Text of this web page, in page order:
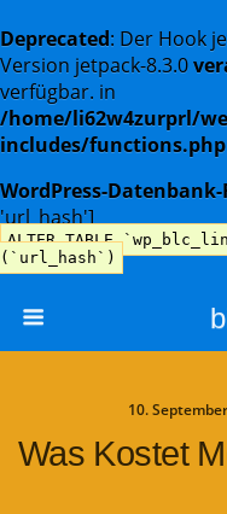
Deprecated: Der Hook
Version jetpack-8.3.0
verfügbar. in
/home/li62w4zurprl/
includes/functions.php
WordPress-
'url_hash']
ALTER TABLE
(`url_hash`)
10.
Was Kostet